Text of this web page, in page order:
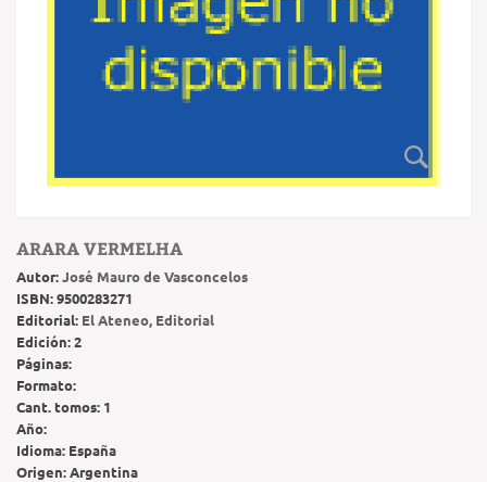
ARARA VERMELHA
Autor:José Mauro de Vasconcelos
ISBN:9500283271
Editorial: El Ateneo, Editorial
Edición:2
Páginas:
Formato:
Cant. tomos: 1
Año:
Idioma: España
Origen:Argentina